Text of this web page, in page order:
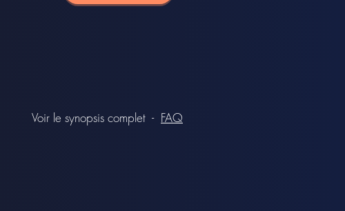
Voir le synopsis complet - FAQ